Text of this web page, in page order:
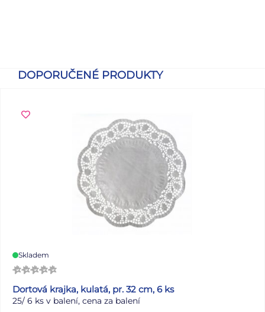
DOPORUČENÉ PRODUKTY
Skladem
Dortová krajka, kulatá, pr. 32 cm, 6 ks
25/ 6 ks v balení, cena za balení